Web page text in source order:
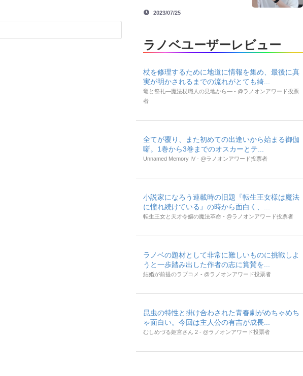
2023/07/25
ラノベユーザーレビュー
杖を修理するために地道に情報を集め、最後に真
実が明かされるまでの流れがとても綺...
竜と祭礼―魔法杖職人の見地から― - @ラノオンアワード投票
者
全てが覆り、また初めての出逢いから始まる御伽
噺。1巻から3巻までのオスカーとテ...
Unnamed Memory IV - @ラノオンアワード投票者
小説家になろう連載時の旧題『転生王女様は魔法
に憧れ続けている』の時から面白く、...
転生王女と天才令嬢の魔法革命 - @ラノオンアワード投票者
ラノベの題材として非常に難しいものに挑戦しよ
うと一歩踏み出した作者の志に賞賛を...
結婚が前提のラブコメ - @ラノオンアワード投票者
昆虫の特性と掛け合わされた青春劇がめちゃめち
ゃ面白い。今回は主人公の有吉が成長...
むしめづる姫宮さん 2 - @ラノオンアワード投票者